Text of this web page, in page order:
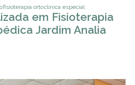
fisioterapia ortopedia e traumatologia
clinica especializada em
em Fisioterapia
Jardim Analia